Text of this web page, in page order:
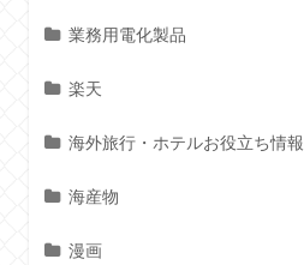
業務用電化製品
楽天
海外旅行・ホテルお役立ち情報
海産物
漫画